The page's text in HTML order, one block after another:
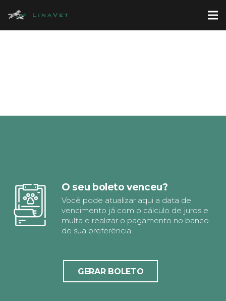
O seu boleto venceu?
Você pode atualizar aqui a data de
vencimento já com o cálculo de juros e
multa e realizar o pagamento no banco
de sua preferência.
GERAR BOLETO